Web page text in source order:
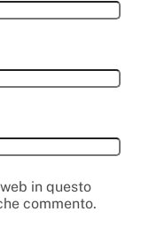
in questo
commento.